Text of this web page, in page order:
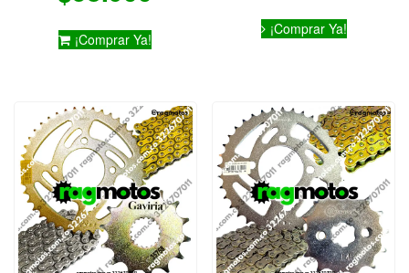
¡Comprar Ya!
¡Comprar Ya!
Este
producto
Las
opciones
se
pueden
elegir
en
la
página
de